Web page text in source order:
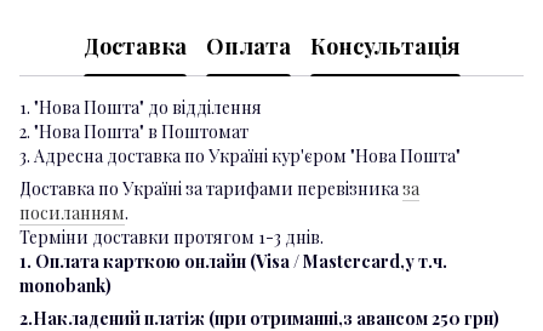
Доставка Оплата Консультація
1. "Нова Пошта" до відділення
2. "Нова Пошта" в Поштомат
3. Адресна доставка по Україні кур'єром "Нова Пошта"
Доставка по Україні за тарифами перевізника за
посиланням.
Терміни доставки протягом 1-3 днів.
1. Оплата карткою онлайн (Visa / Mastercard,у т.ч.
monobank)
2.Накладений платіж (при отриманні,з авансом 250 грн)